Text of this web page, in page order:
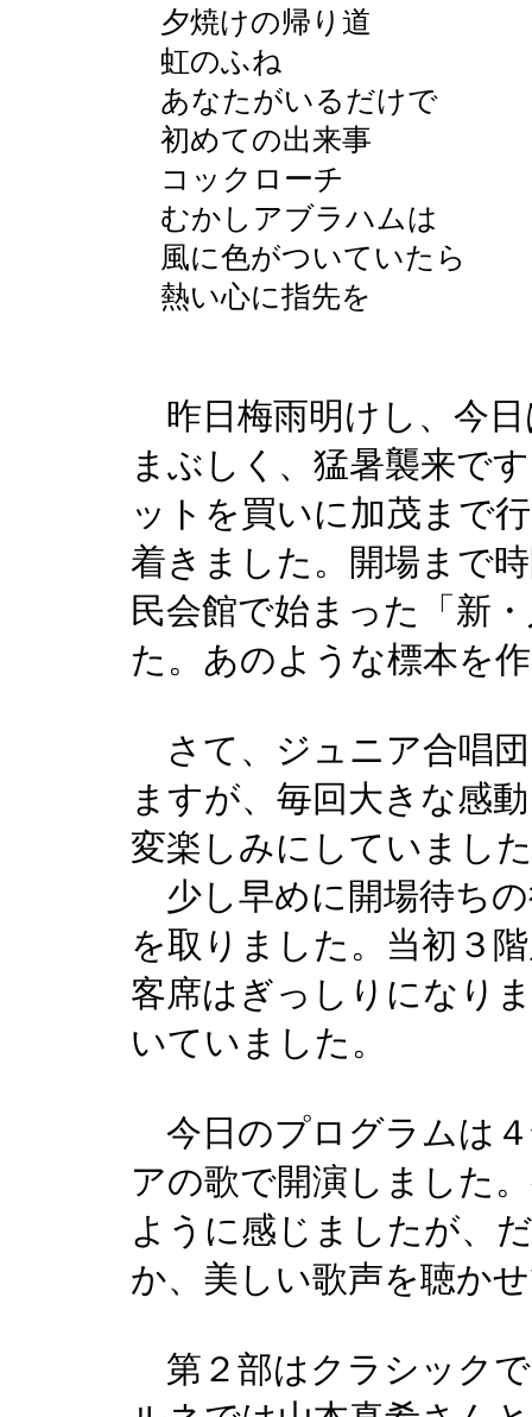
夕焼けの帰り道
虹のふね
あなたがいるだけで
初めての出来事
コックローチ
むかしアブラハムは
風に色がついていたら
熱い心に指先を
昨日梅雨明けし、今
まぶしく、猛暑襲来で
ットを買いに加茂まで
着きました。開場まで
民会館で始まった「新
た。あのような標本を
さて、ジュニア合唱
ますが、毎回大きな感
変楽しみにしていまし
少し早めに開場待ち
を取りました。当初３
客席はぎっしりになり
いていました。
今日のプログラムは
アの歌で開演しました
ように感じましたが、
か、美しい歌声を聴か
第２部はクラシック